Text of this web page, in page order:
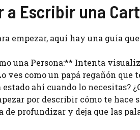
a Escribir una
empezar, aquí hay una guía
una Persona:** Intenta
ves como un papá regañón que
ahí cuando lo necesitas?
por describir cómo te
de profundizar y deja que las